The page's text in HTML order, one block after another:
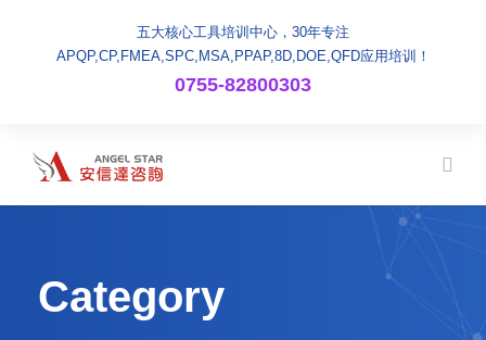
五大核心工具培训中心，30年专注
APQP,CP,FMEA,SPC,MSA,PPAP,8D,DOE,QFD应用培训！
0755-82800303
Category